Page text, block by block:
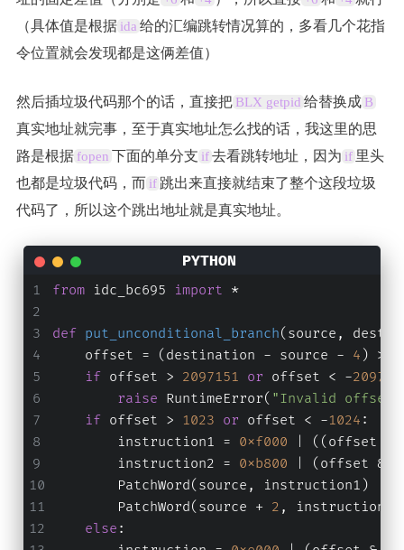
（具体值是根据 ida 给的汇编跳转情况算的，多看几个花指
令位置就会发现都是这俩差值）
然后插垃圾代码那个的话，直接把 BLX getpid 给替换成 B
真实地址就完事，至于真实地址怎么找的话，我这里的思
路是根据 fopen 下面的单分支 if去看跳转地址，因为 if 里头
也都是垃圾代码，而 if 跳出来直接就结束了整个这段垃圾
代码了，所以这个跳出地址就是真实地址。
from idc_bc695 import *
def put_unconditional_branch( source,
    offset = (destination - source -
4 ) >>
if offset > 2097151 or offset < -
raise RuntimeError( "Invalid offset"
if offset > 1023 or offset < -1024 :
        instruction1 =
0xf000 | ((offset
        instruction2 =
0xb800 | (offset &
        PatchWord(source, instruction1)
        PatchWord(source +
2 ,
else :